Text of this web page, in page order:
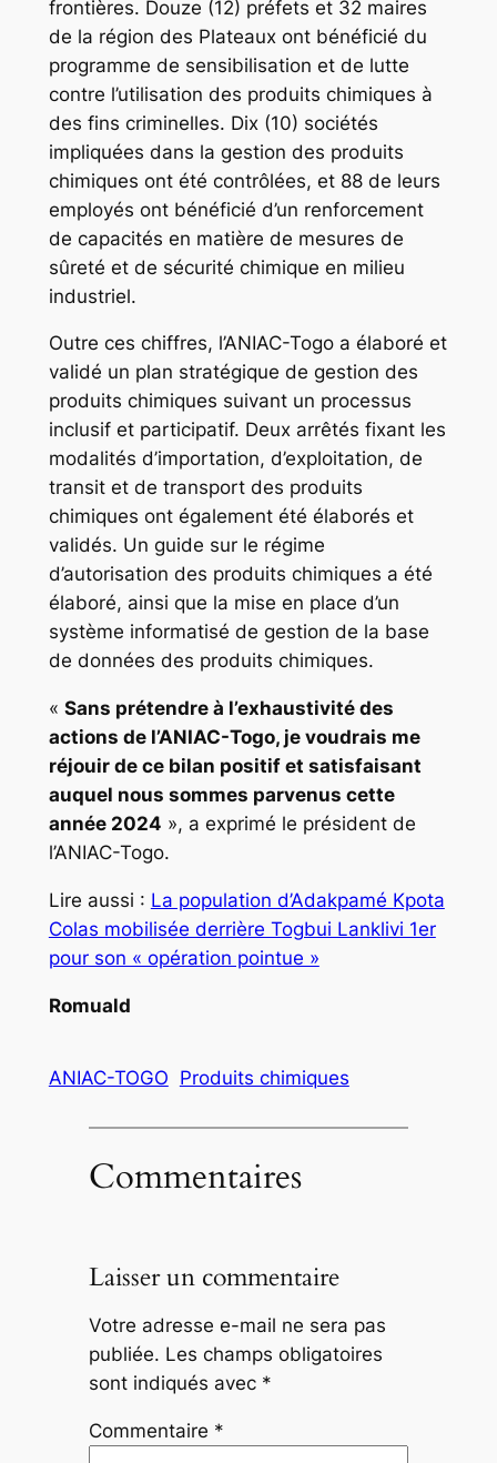
frontières. Douze (12) préfets et 32 maires
de la région des Plateaux ont bénéficié du
programme de sensibilisation et de lutte
contre l’utilisation des produits chimiques à
des fins criminelles. Dix (10) sociétés
impliquées dans la gestion des produits
chimiques ont été contrôlées, et 88 de leurs
employés ont bénéficié d’un renforcement
de capacités en matière de mesures de
sûreté et de sécurité chimique en milieu
industriel.
Outre ces chiffres, l’ANIAC-Togo a élaboré et
validé un plan stratégique de gestion des
produits chimiques suivant un processus
inclusif et participatif. Deux arrêtés fixant les
modalités d’importation, d’exploitation, de
transit et de transport des produits
chimiques ont également été élaborés et
validés. Un guide sur le régime
d’autorisation des produits chimiques a été
élaboré, ainsi que la mise en place d’un
système informatisé de gestion de la base
de données des produits chimiques.
« Sans prétendre à l’exhaustivité des
actions de l’ANIAC-Togo, je voudrais me
réjouir de ce bilan positif et satisfaisant
auquel nous sommes parvenus cette
année 2024 », a exprimé le président de
l’ANIAC-Togo.
Lire aussi : La population d’Adakpamé Kpota
Colas mobilisée derrière Togbui Lanklivi 1er
pour son « opération pointue »
Romuald
ANIAC-TOGO Produits chimiques
Commentaires
Laisser un commentaire
Votre adresse e-mail ne sera pas
publiée. Les champs obligatoires
sont indiqués avec *
Commentaire *